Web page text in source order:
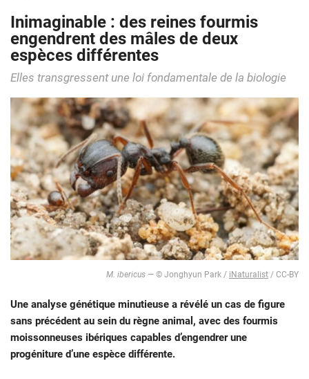
Inimaginable : des reines fourmis
engendrent des mâles de deux
espèces différentes
Elles transgressent une loi fondamentale de la biologie
M. ibericus — © Jonghyun Park / iNaturalist / CC-BY
Une analyse génétique minutieuse a révélé un cas de figure
sans précédent au sein du règne animal, avec des fourmis
moissonneuses ibériques capables d’engendrer une
progéniture d’une espèce différente.